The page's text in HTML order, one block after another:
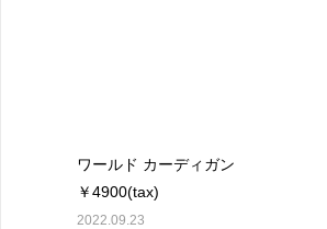
ワールド カーディガン
￥4900(tax)
2022.09.23